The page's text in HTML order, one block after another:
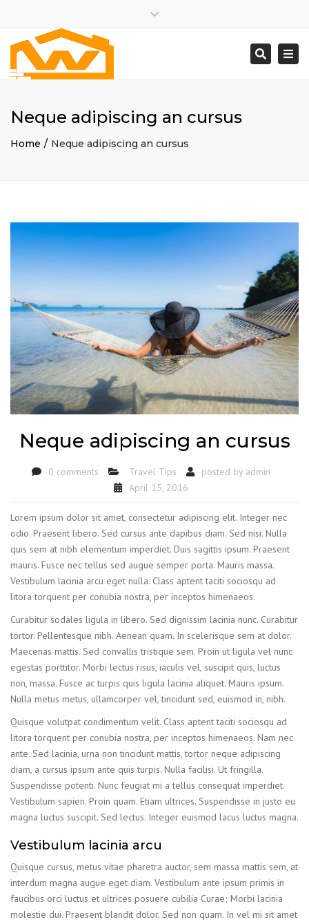
Monday – Friday: 8:00am – 5:00pm
support@wickscontracting.com
Search
Neque adipiscing an cursus
Home Neque adipiscing an cursus
Neque adipiscing an cursus
0 comments Travel Tips posted by admin
April 15, 2016
Lorem ipsum dolor sit amet, consectetur adipiscing elit. Integer nec
odio. Praesent libero. Sed cursus ante dapibus diam. Sed nisi. Nulla
quis sem at nibh elementum imperdiet. Duis sagittis ipsum. Praesent
mauris. Fusce nec tellus sed augue semper porta. Mauris massa.
Vestibulum lacinia arcu eget nulla. Class aptent taciti sociosqu ad
litora torquent per conubia nostra, per inceptos himenaeos.
Curabitur sodales ligula in libero. Sed dignissim lacinia nunc. Curabitur
tortor. Pellentesque nibh. Aenean quam. In scelerisque sem at dolor.
Maecenas mattis. Sed convallis tristique sem. Proin ut ligula vel nunc
egestas porttitor. Morbi lectus risus, iaculis vel, suscipit quis, luctus
non, massa. Fusce ac turpis quis ligula lacinia aliquet. Mauris ipsum.
Nulla metus metus, ullamcorper vel, tincidunt sed, euismod in, nibh.
Quisque volutpat condimentum velit. Class aptent taciti sociosqu ad
litora torquent per conubia nostra, per inceptos himenaeos. Nam nec
ante. Sed lacinia, urna non tincidunt mattis, tortor neque adipiscing
diam, a cursus ipsum ante quis turpis. Nulla facilisi. Ut fringilla.
Suspendisse potenti. Nunc feugiat mi a tellus consequat imperdiet.
Vestibulum sapien. Proin quam. Etiam ultrices. Suspendisse in justo eu
magna luctus suscipit. Sed lectus. Integer euismod lacus luctus magna.
Vestibulum lacinia arcu
Quisque cursus, metus vitae pharetra auctor, sem massa mattis sem, at
interdum magna augue eget diam. Vestibulum ante ipsum primis in
faucibus orci luctus et ultrices posuere cubilia Curae; Morbi lacinia
molestie dui. Praesent blandit dolor. Sed non quam. In vel mi sit amet